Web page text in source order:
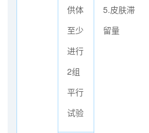
供体
至少
进行
2组
平行
试验
5.皮肤滞
留量